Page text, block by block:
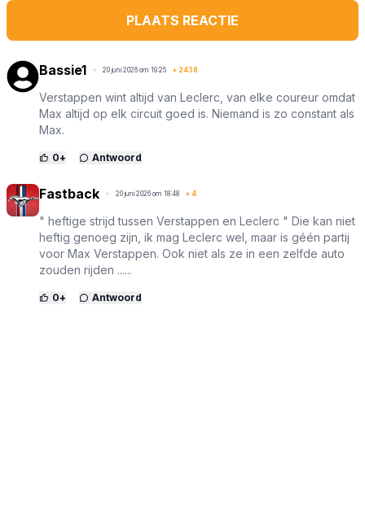
PLAATS REACTIE
Bassie1 20 juni 2026 om 19:25 + 2438
Verstappen wint altijd van Leclerc, van elke coureur omdat
Max altijd op elk circuit goed is. Niemand is zo constant als
Max.
0+ Antwoord
Fastback 20 juni 2026 om 18:48 + 4
" heftige strijd tussen Verstappen en Leclerc " Die kan niet
heftig genoeg zijn, ik mag Leclerc wel, maar is géén partij
voor Max Verstappen. Ook niet als ze in een zelfde auto
zouden rijden ......
0+ Antwoord